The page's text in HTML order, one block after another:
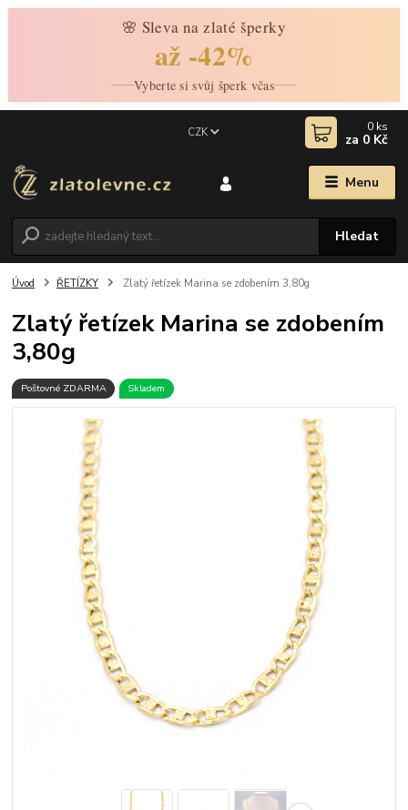
🌸 Sleva na zlaté šperky
až -42%
Vyberte si svůj šperk včas
Menu
CZK
Hledat
0 ks
za 0 Kč
Úvod ŘETÍZKY Zlatý řetízek Marina se zdobením 3,80g
Zlatý řetízek Marina se zdobením
3,80g
Poštovné ZDARMA Skladem